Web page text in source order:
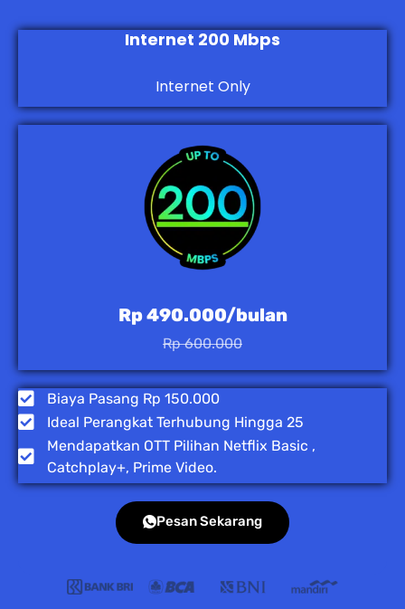
Internet 200 Mbps
Internet Only
Rp 490.000/bulan
Rp 600.000
Biaya Pasang Rp 150.000
Ideal Perangkat Terhubung Hingga 25
Mendapatkan OTT Pilihan Netflix Basic ,
Catchplay+, Prime Video.
Pesan Sekarang